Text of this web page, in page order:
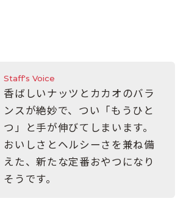
Staff's Voice
香ばしいナッツとカカオのバラ
ンスが絶妙で、つい「もうひと
つ」と手が伸びてしまいます。
おいしさとヘルシーさを兼ね備
えた、新たな定番おやつになり
そうです。